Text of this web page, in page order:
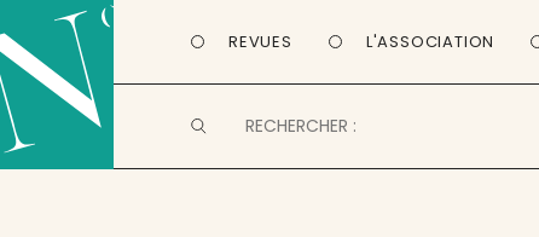
REVUES L'ASSOCIATION